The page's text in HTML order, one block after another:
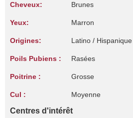
Cheveux: Brunes
Yeux: Marron
Origines: Latino / Hispanique
Poils Pubiens : Rasées
Poitrine : Grosse
Cul : Moyenne
Centres d'intérêt